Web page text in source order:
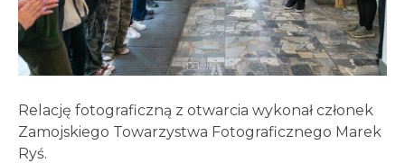
Relację fotograficzną z otwarcia wykonał członek
Zamojskiego Towarzystwa Fotograficznego Marek
Ryś.